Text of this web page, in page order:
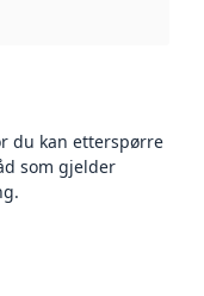
du kan etterspørre
som gjelder